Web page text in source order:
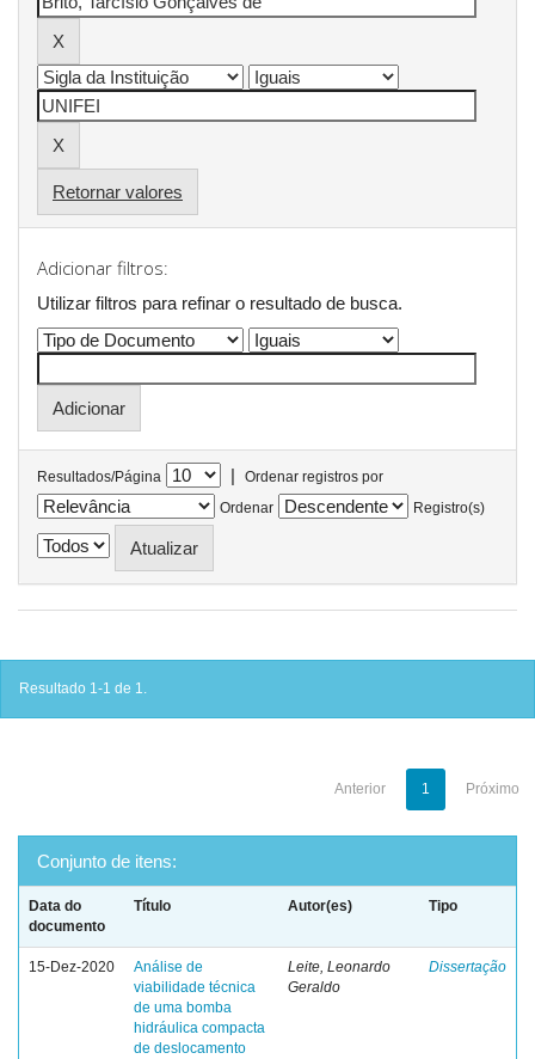
Retornar valores
Adicionar filtros:
Utilizar filtros para refinar o resultado de busca.
Resultados/Página |
Ordenar registros por
Ordenar
Registro(s)
Resultado 1-1 de 1.
Anterior 1 Próximo
Conjunto de itens:
Data do
documento
Título Autor(es) Tipo
15-Dez-2020
Análise de
viabilidade técnica
de uma bomba
hidráulica compacta
de deslocamento
Leite, Leonardo
Geraldo
Dissertação